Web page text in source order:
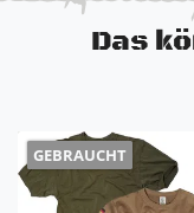
Das
GEBRAUCHT